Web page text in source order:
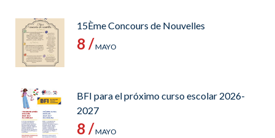
15Ème Concours de Nouvelles
8 /MAYO
BFI para el próximo curso escolar 2026-
2027
8 /MAYO